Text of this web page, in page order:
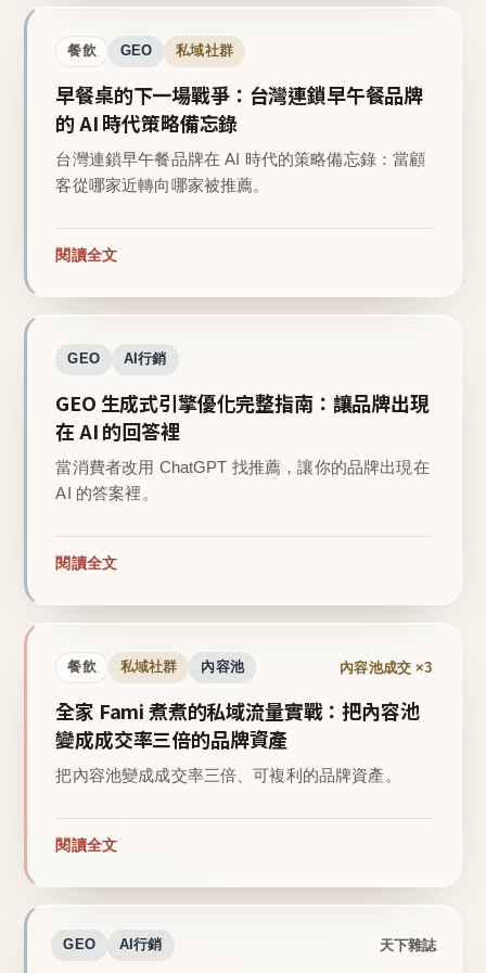
餐飲 GEO 私域社群
早餐桌的下一場戰爭：台灣連鎖早午餐品牌
的 AI 時代策略備忘錄
台灣連鎖早午餐品牌在 AI 時代的策略備忘錄：當顧
客從哪家近轉向哪家被推薦。
閱讀全文
GEO AI行銷
GEO 生成式引擎優化完整指南：讓品牌出現
在 AI 的回答裡
當消費者改用 ChatGPT 找推薦，讓你的品牌出現在
AI 的答案裡。
閱讀全文
餐飲 私域社群 內容池 內容池成交 ×3
全家 Fami 煮煮的私域流量實戰：把內容池
變成成交率三倍的品牌資產
把內容池變成成交率三倍、可複利的品牌資產。
閱讀全文
GEO AI行銷 天下雜誌